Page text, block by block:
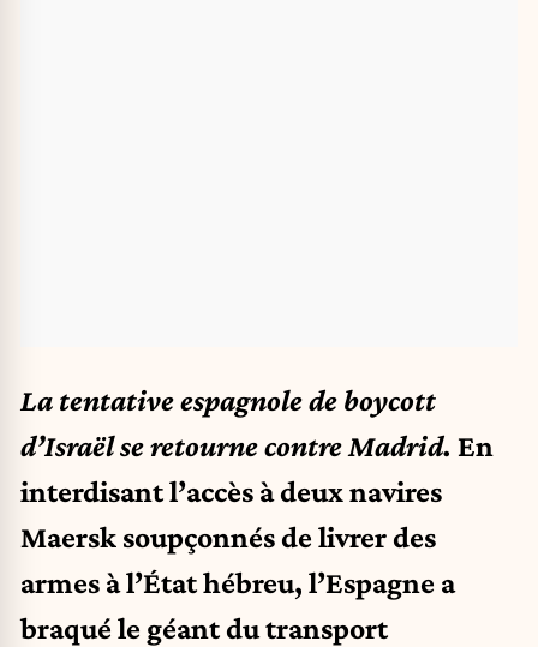
La tentative espagnole de boycott
d’Israël se retourne contre Madrid. En
interdisant l’accès à deux navires
Maersk soupçonnés de livrer des
armes à l’État hébreu, l’Espagne a
braqué le géant du transport